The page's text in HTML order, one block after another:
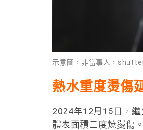
示意圖，非當事人，
熱水重度燙傷
2024年12月15日，
體表面積二度燒燙傷。